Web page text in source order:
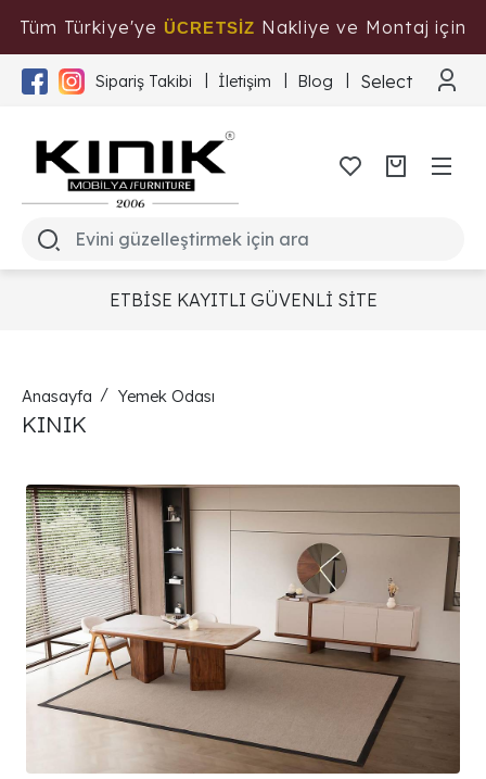
Tüm Türkiye'ye ÜCRETSİZ Nakliye ve Montaj için
Tıklayınız
Sipariş Takibi İletişim Blog Select
ETBİSE KAYITLI GÜVENLİ SİTE
Anasayfa Yemek Odası
KINIK